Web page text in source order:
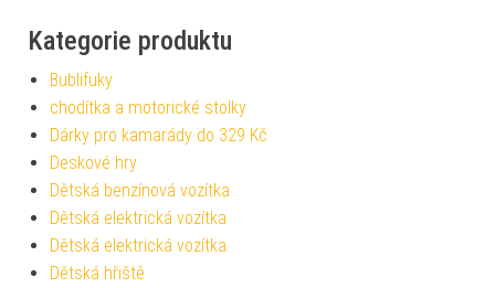
Kategorie produktu
Bublifuky
chodítka a motorické stolky
Dárky pro kamarády do 329 Kč
Deskové hry
Dětská benzínová vozítka
Dětská elektrická vozítka
Dětská elektrická vozítka
Dětská hřiště